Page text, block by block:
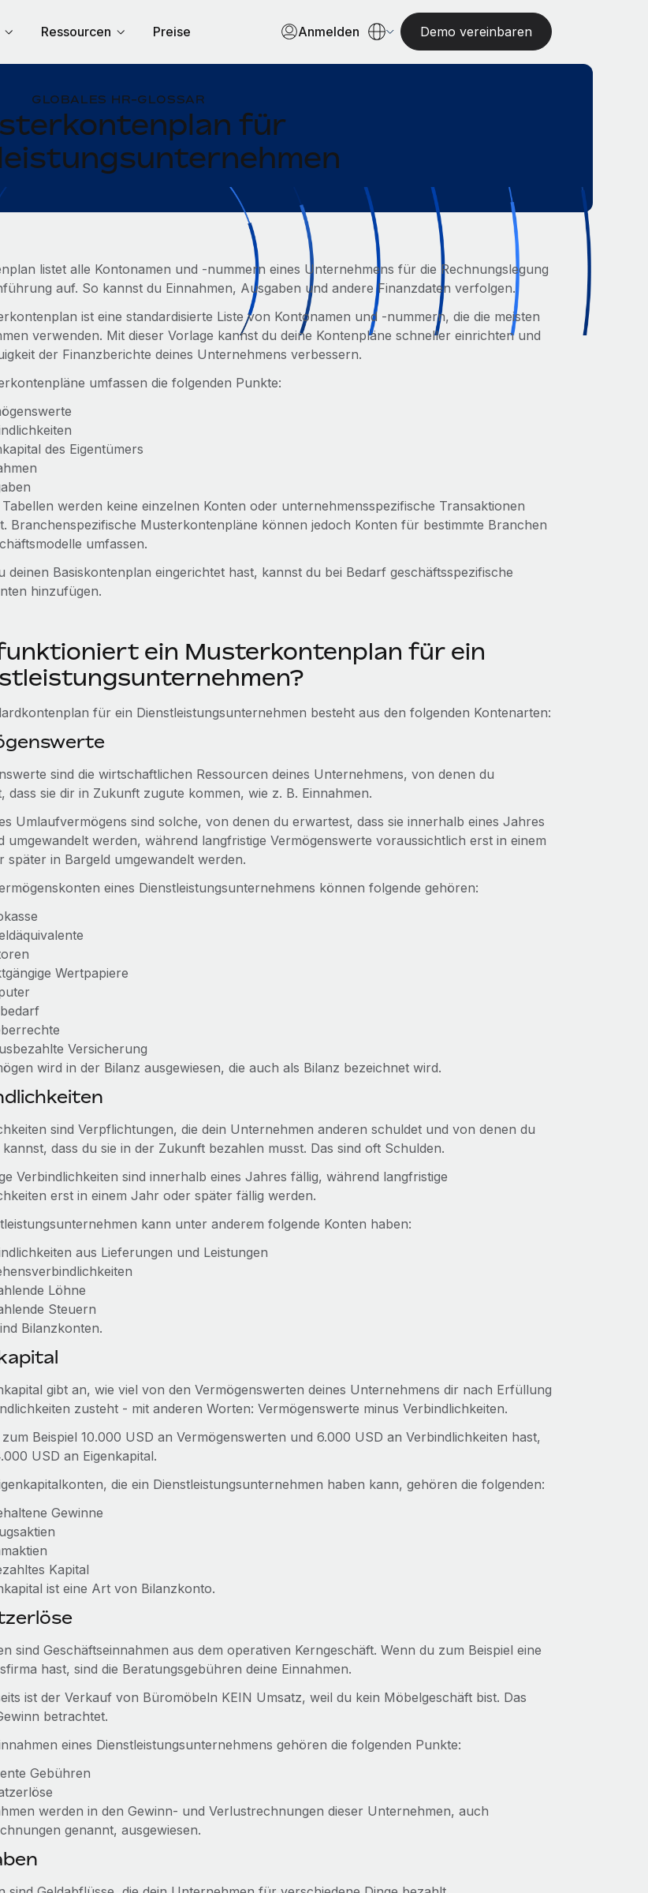
Ressourcen Preise Anmelden Demo vereinbaren
GLOBALES HR-GLOSSAR
für
listet alle Kontonamen und -nummern eines Unternehmens für die Rechnungslegung
auf. So kannst du Einnahmen, Ausgaben und andere Finanzdaten verfolgen.
ist eine standardisierte Liste von Kontonamen und -nummern, die die meisten
verwenden. Mit dieser Vorlage kannst du deine Kontenpläne schneller einrichten und
der Finanzberichte deines Unternehmens verbessern.
umfassen die folgenden Punkte:
des Eigentümers
Tabellen werden keine einzelnen Konten oder unternehmensspezifische Transaktionen
Branchenspezifische Musterkontenpläne können jedoch Konten für bestimmte Branchen
umfassen.
deinen Basiskontenplan eingerichtet hast, kannst du bei Bedarf geschäftsspezifische
hinzufügen.
ein Musterkontenplan für ein
für ein Dienstleistungsunternehmen besteht aus den folgenden Kontenarten:
sind die wirtschaftlichen Ressourcen deines Unternehmens, von denen du
dass sie dir in Zukunft zugute kommen, wie z. B. Einnahmen.
Umlaufvermögens sind solche, von denen du erwartest, dass sie innerhalb eines Jahres
umgewandelt werden, während langfristige Vermögenswerte voraussichtlich erst in einem
später in Bargeld umgewandelt werden.
eines Dienstleistungsunternehmens können folgende gehören:
Wertpapiere
Versicherung
wird in der Bilanz ausgewiesen, die auch als Bilanz bezeichnet wird.
sind Verpflichtungen, die dein Unternehmen anderen schuldet und von denen du
dass du sie in der Zukunft bezahlen musst. Das sind oft Schulden.
Verbindlichkeiten sind innerhalb eines Jahres fällig, während langfristige
erst in einem Jahr oder später fällig werden.
kann unter anderem folgende Konten haben:
aus Lieferungen und Leistungen
Löhne
Steuern
Bilanzkonten.
gibt an, wie viel von den Vermögenswerten deines Unternehmens dir nach Erfüllung
zusteht - mit anderen Worten: Vermögenswerte minus Verbindlichkeiten.
Beispiel 10.000 USD an Vermögenswerten und 6.000 USD an Verbindlichkeiten hast,
USD an Eigenkapital.
die ein Dienstleistungsunternehmen haben kann, gehören die folgenden:
Gewinne
Kapital
ist eine Art von Bilanzkonto.
sind Geschäftseinnahmen aus dem operativen Kerngeschäft. Wenn du zum Beispiel eine
hast, sind die Beratungsgebühren deine Einnahmen.
ist der Verkauf von Büromöbeln KEIN Umsatz, weil du kein Möbelgeschäft bist. Das
betrachtet.
eines Dienstleistungsunternehmens gehören die folgenden Punkte:
Gebühren
werden in den Gewinn- und Verlustrechnungen dieser Unternehmen, auch
genannt, ausgewiesen.